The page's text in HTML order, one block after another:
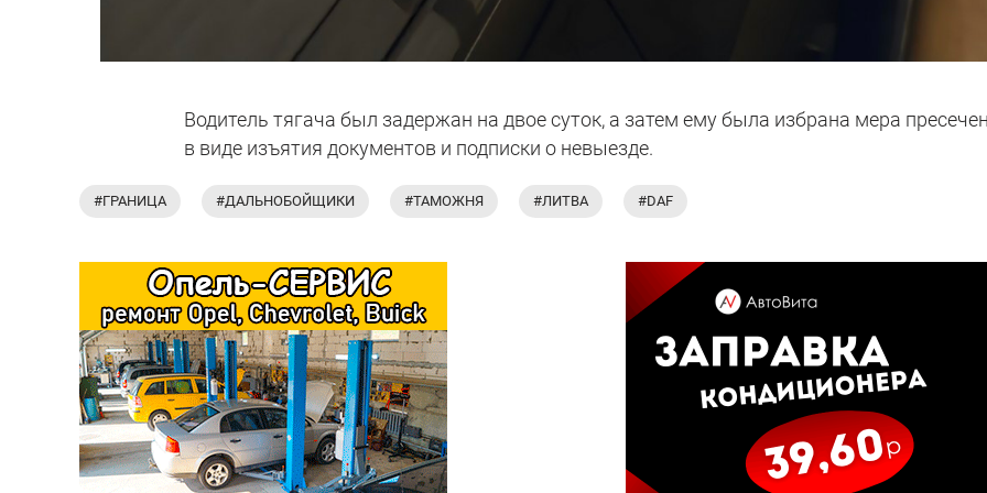
Водитель тягача был задержан на двое суток, а затем ему была избрана мера
в виде изъятия документов и подписки о невыезде.
#ГРАНИЦА #ДАЛЬНОБОЙЩИКИ #ТАМОЖНЯ #ЛИТВА #DAF